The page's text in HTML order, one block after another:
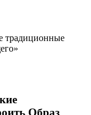
традиционные
Образ